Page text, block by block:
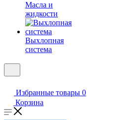
Масла и
жидкости
Выхлопная
система
Избранные товары 0
Корзина